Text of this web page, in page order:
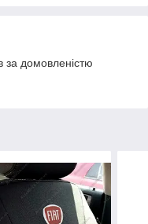
за домовленістю